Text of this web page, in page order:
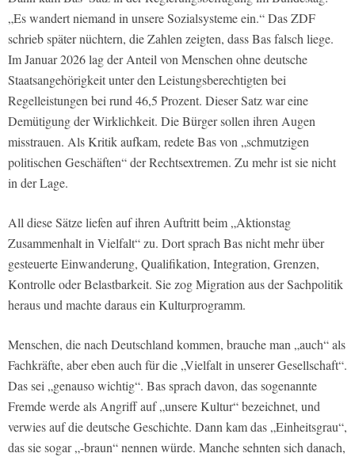
„Es wandert niemand in unsere Sozialsysteme ein.“ Das ZDF
schrieb später nüchtern, die Zahlen zeigten, dass Bas falsch liege.
Im Januar 2026 lag der Anteil von Menschen ohne deutsche
Staatsangehörigkeit unter den Leistungsberechtigten bei
Regelleistungen bei rund 46,5 Prozent. Dieser Satz war eine
Demütigung der Wirklichkeit. Die Bürger sollen ihren Augen
misstrauen. Als Kritik aufkam, redete Bas von „schmutzigen
politischen Geschäften“ der Rechtsextremen. Zu mehr ist sie nicht
in der Lage.
All diese Sätze liefen auf ihren Auftritt beim „Aktionstag
Zusammenhalt in Vielfalt“ zu. Dort sprach Bas nicht mehr über
gesteuerte Einwanderung, Qualifikation, Integration, Grenzen,
Kontrolle oder Belastbarkeit. Sie zog Migration aus der Sachpolitik
heraus und machte daraus ein Kulturprogramm.
Menschen, die nach Deutschland kommen, brauche man „auch“ als
Fachkräfte, aber eben auch für die „Vielfalt in unserer Gesellschaft“.
Das sei „genauso wichtig“. Bas sprach davon, das sogenannte
Fremde werde als Angriff auf „unsere Kultur“ bezeichnet, und
verwies auf die deutsche Geschichte. Dann kam das „Einheitsgrau“,
das sie sogar „-braun“ nennen würde. Manche sehnten sich danach,